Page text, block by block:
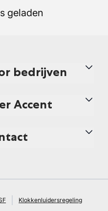
geladen
bedrijven
Accent
Klokkenluidersregeling